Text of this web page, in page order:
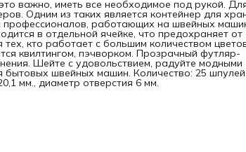
важно, иметь все необходимое под рукой.
Одним из таких является контейнер для
профессионалов, работающих на швейных
в отдельной ячейке, что предохраняет от
кто работает с большим количеством
квилтингом, пэчворком. Прозрачный футляр-
Шейте с удовольствием, радуйте модными
швейных машин. Количество: 25
мм., диаметр отверстия 6 мм.